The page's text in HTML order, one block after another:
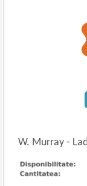
W. Murray-